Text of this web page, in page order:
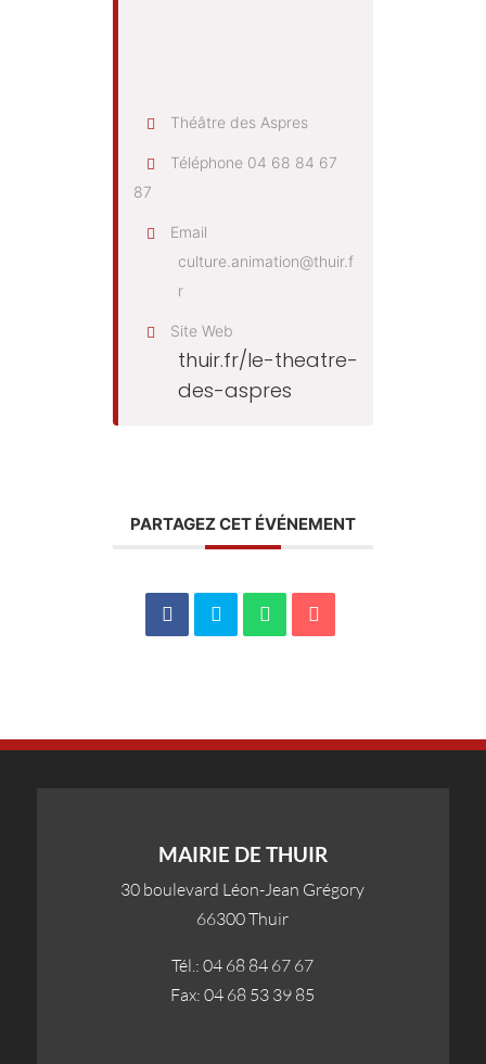
Théâtre des Aspres
Téléphone 04 68 84 67
87
Email
culture.animation@thuir.f
r
Site Web
thuir.fr/le-theatre-
des-aspres
PARTAGEZ CET ÉVÉNEMENT
MAIRIE DE THUIR
30 boulevard Léon-Jean Grégory
66300 Thuir
Tél.: 04 68 84 67 67
Fax: 04 68 53 39 85